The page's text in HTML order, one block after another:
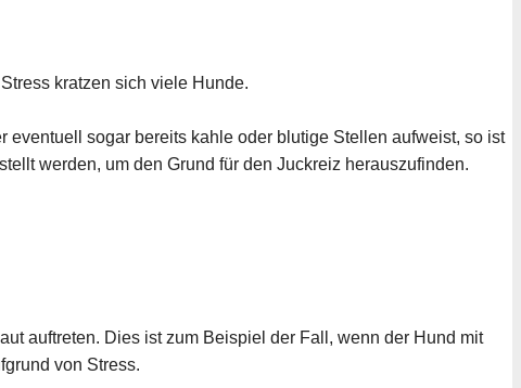
kratzen sich viele Hunde.
sogar bereits kahle oder blutige Stellen aufweist, so ist
werden, um den Grund für den Juckreiz herauszufinden.
auftreten. Dies ist zum Beispiel der Fall, wenn der Hund mit
von Stress.